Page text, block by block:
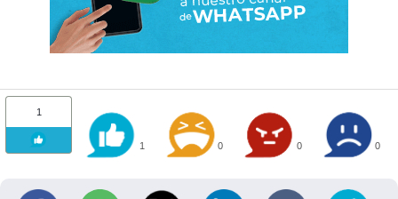
1
1 0 0 0